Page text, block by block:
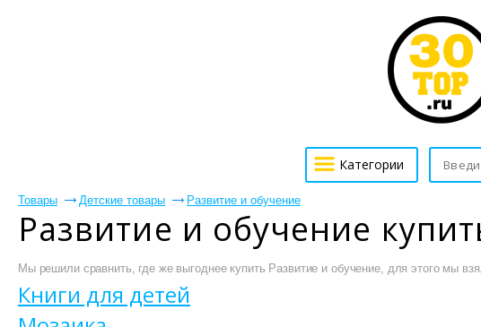
Товары Детские товары Развитие и обучение
Развитие и обучение
Мы решили сравнить, где же выгоднее купить Развитие и обучение, для этого мы
Книги для детей
Категории